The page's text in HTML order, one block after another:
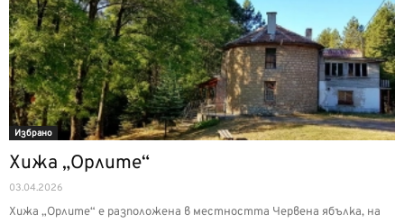
Избрано
Хижа „Орлите“
03.04.2026
Хижа „Орлите“ е разположена в местността Червена ябълка, на